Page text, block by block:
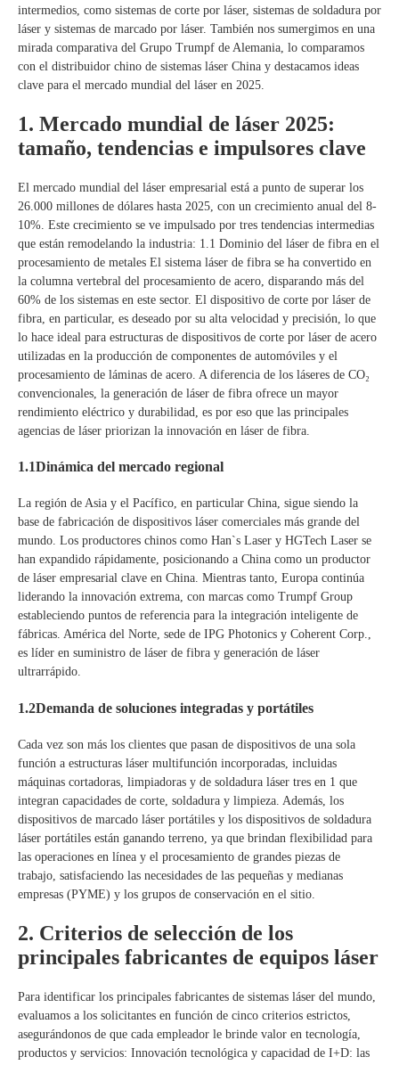
intermedios, como sistemas de corte por láser, sistemas de soldadura por
láser y sistemas de marcado por láser. También nos sumergimos en una
mirada comparativa del Grupo Trumpf de Alemania, lo comparamos
con el distribuidor chino de sistemas láser China y destacamos ideas
clave para el mercado mundial del láser en 2025.
1. Mercado mundial de láser 2025:
tamaño, tendencias e impulsores clave
El mercado mundial del láser empresarial está a punto de superar los
26.000 millones de dólares hasta 2025, con un crecimiento anual del 8-
10%. Este crecimiento se ve impulsado por tres tendencias intermedias
que están remodelando la industria: 1.1 Dominio del láser de fibra en el
procesamiento de metales El sistema láser de fibra se ha convertido en
la columna vertebral del procesamiento de acero, disparando más del
60% de los sistemas en este sector. El dispositivo de corte por láser de
fibra, en particular, es deseado por su alta velocidad y precisión, lo que
lo hace ideal para estructuras de dispositivos de corte por láser de acero
utilizadas en la producción de componentes de automóviles y el
procesamiento de láminas de acero. A diferencia de los láseres de CO₂
convencionales, la generación de láser de fibra ofrece un mayor
rendimiento eléctrico y durabilidad, es por eso que las principales
agencias de láser priorizan la innovación en láser de fibra.
1.1Dinámica del mercado regional
La región de Asia y el Pacífico, en particular China, sigue siendo la
base de fabricación de dispositivos láser comerciales más grande del
mundo. Los productores chinos como Han`s Laser y HGTech Laser se
han expandido rápidamente, posicionando a China como un productor
de láser empresarial clave en China. Mientras tanto, Europa continúa
liderando la innovación extrema, con marcas como Trumpf Group
estableciendo puntos de referencia para la integración inteligente de
fábricas. América del Norte, sede de IPG Photonics y Coherent Corp.,
es líder en suministro de láser de fibra y generación de láser
ultrarrápido.
1.2Demanda de soluciones integradas y portátiles
Cada vez son más los clientes que pasan de dispositivos de una sola
función a estructuras láser multifunción incorporadas, incluidas
máquinas cortadoras, limpiadoras y de soldadura láser tres en 1 que
integran capacidades de corte, soldadura y limpieza. Además, los
dispositivos de marcado láser portátiles y los dispositivos de soldadura
láser portátiles están ganando terreno, ya que brindan flexibilidad para
las operaciones en línea y el procesamiento de grandes piezas de
trabajo, satisfaciendo las necesidades de las pequeñas y medianas
empresas (PYME) y los grupos de conservación en el sitio.
2. Criterios de selección de los
principales fabricantes de equipos láser
Para identificar los principales fabricantes de sistemas láser del mundo,
evaluamos a los solicitantes en función de cinco criterios estrictos,
asegurándonos de que cada empleador le brinde valor en tecnología,
productos y servicios: Innovación tecnológica y capacidad de I+D: las